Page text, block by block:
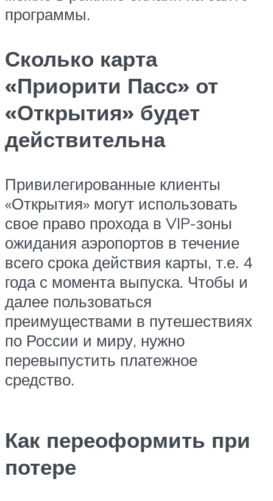
программы.
Сколько карта
«Приорити Пасс» от
«Открытия» будет
действительна
Привилегированные клиенты
«Открытия» могут использовать
свое право прохода в VIP-зоны
ожидания аэропортов в течение
всего срока действия карты, т.е. 4
года с момента выпуска. Чтобы и
далее пользоваться
преимуществами в путешествиях
по России и миру, нужно
перевыпустить платежное
средство.
Как переоформить при
потере